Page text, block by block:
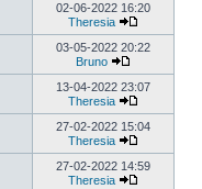
02-06-2022 16:20
Theresia
03-05-2022 20:22
Bruno
13-04-2022 23:07
Theresia
27-02-2022 15:04
Theresia
27-02-2022 14:59
Theresia